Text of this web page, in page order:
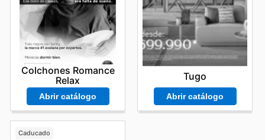
Colchones Romance
Relax
Abrir catálogo
Tugo
Abrir catálogo
Caducado